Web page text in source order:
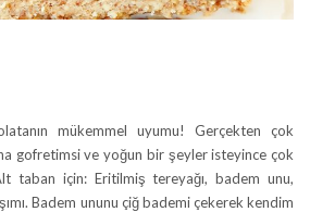
mükemmel uyumu! Gerçekten çok
gofretimsi ve yoğun bir şeyler isteyince çok
taban için: Eritilmiş tereyağı, badem unu,
Badem ununu çiğ bademi çekerek kendim